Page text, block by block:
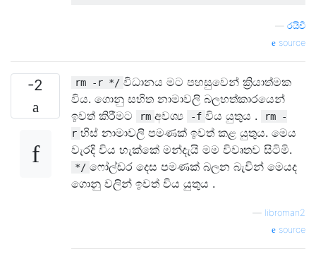
රයිචි
source
-2 rm -r */ විධානය මට පහසුවෙන් ක්‍රියාත්මක
විය. ගොනු සහිත නාමාවලි බලහත්කාරයෙන්
ඉවත් කිරීමට
rm අවශ්‍ය -f විය යුතුය .
rm -
r හිස් නාමාවලි පමණක් ඉවත් කළ යුතුය. මෙය
වැරදි විය හැක්කේ මන්දැයි මම විවෘතව සිටිමි.
*/ ෆෝල්ඩර දෙස පමණක් බලන බැවින් මෙයද
ගොනු වලින් ඉවත් විය යුතුය .
libroman2
source